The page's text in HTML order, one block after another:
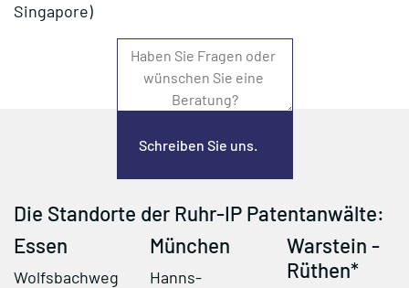
Singapore)
Schreiben Sie uns.
Die Standorte der Ruhr-IP Patentanwälte:
Essen
Wolfsbachweg
München
Hanns-
Warstein -
Rüthen*